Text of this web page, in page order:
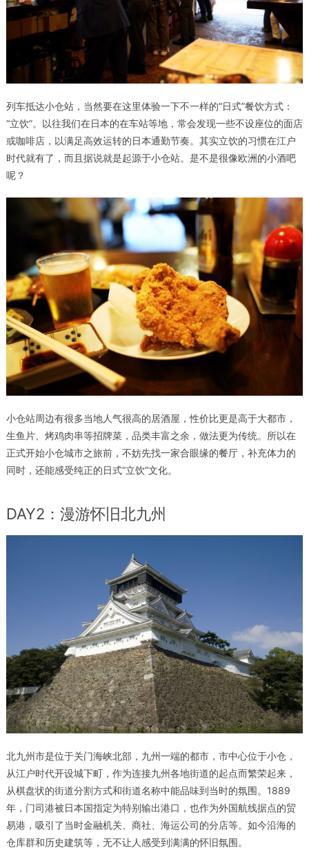
列车抵达小仓站，当然要在这里体验一下不一样的“日式”餐饮方式：
“立饮”。以往我们在日本的在车站等地，常会发现一些不设座位的面店
或咖啡店，以满足高效运转的日本通勤节奏。其实立饮的习惯在江户
时代就有了，而且据说就是起源于小仓站。是不是很像欧洲的小酒吧
呢？
小仓站周边有很多当地人气很高的居酒屋，性价比更是高于大都市，
生鱼片、烤鸡肉串等招牌菜，品类丰富之余，做法更为传统。所以在
正式开始小仓城市之旅前，不妨先找一家合眼缘的餐厅，补充体力的
同时，还能感受纯正的日式“立饮”文化。
DAY2：漫游怀旧北九州
北九州市是位于关门海峡北部，九州一端的都市，市中心位于小仓，
从江户时代开设城下町，作为连接九州各地街道的起点而繁荣起来，
从棋盘状的街道分割方式和街道名称中能品味到当时的氛围。1889
年，门司港被日本国指定为特别输出港口，也作为外国航线据点的贸
易港，吸引了当时金融机关、商社、海运公司的分店等。如今沿海的
仓库群和历史建筑等，无不让人感受到满满的怀旧氛围。